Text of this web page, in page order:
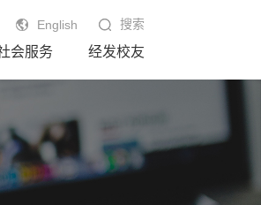
English 搜索
会服务 经发校友